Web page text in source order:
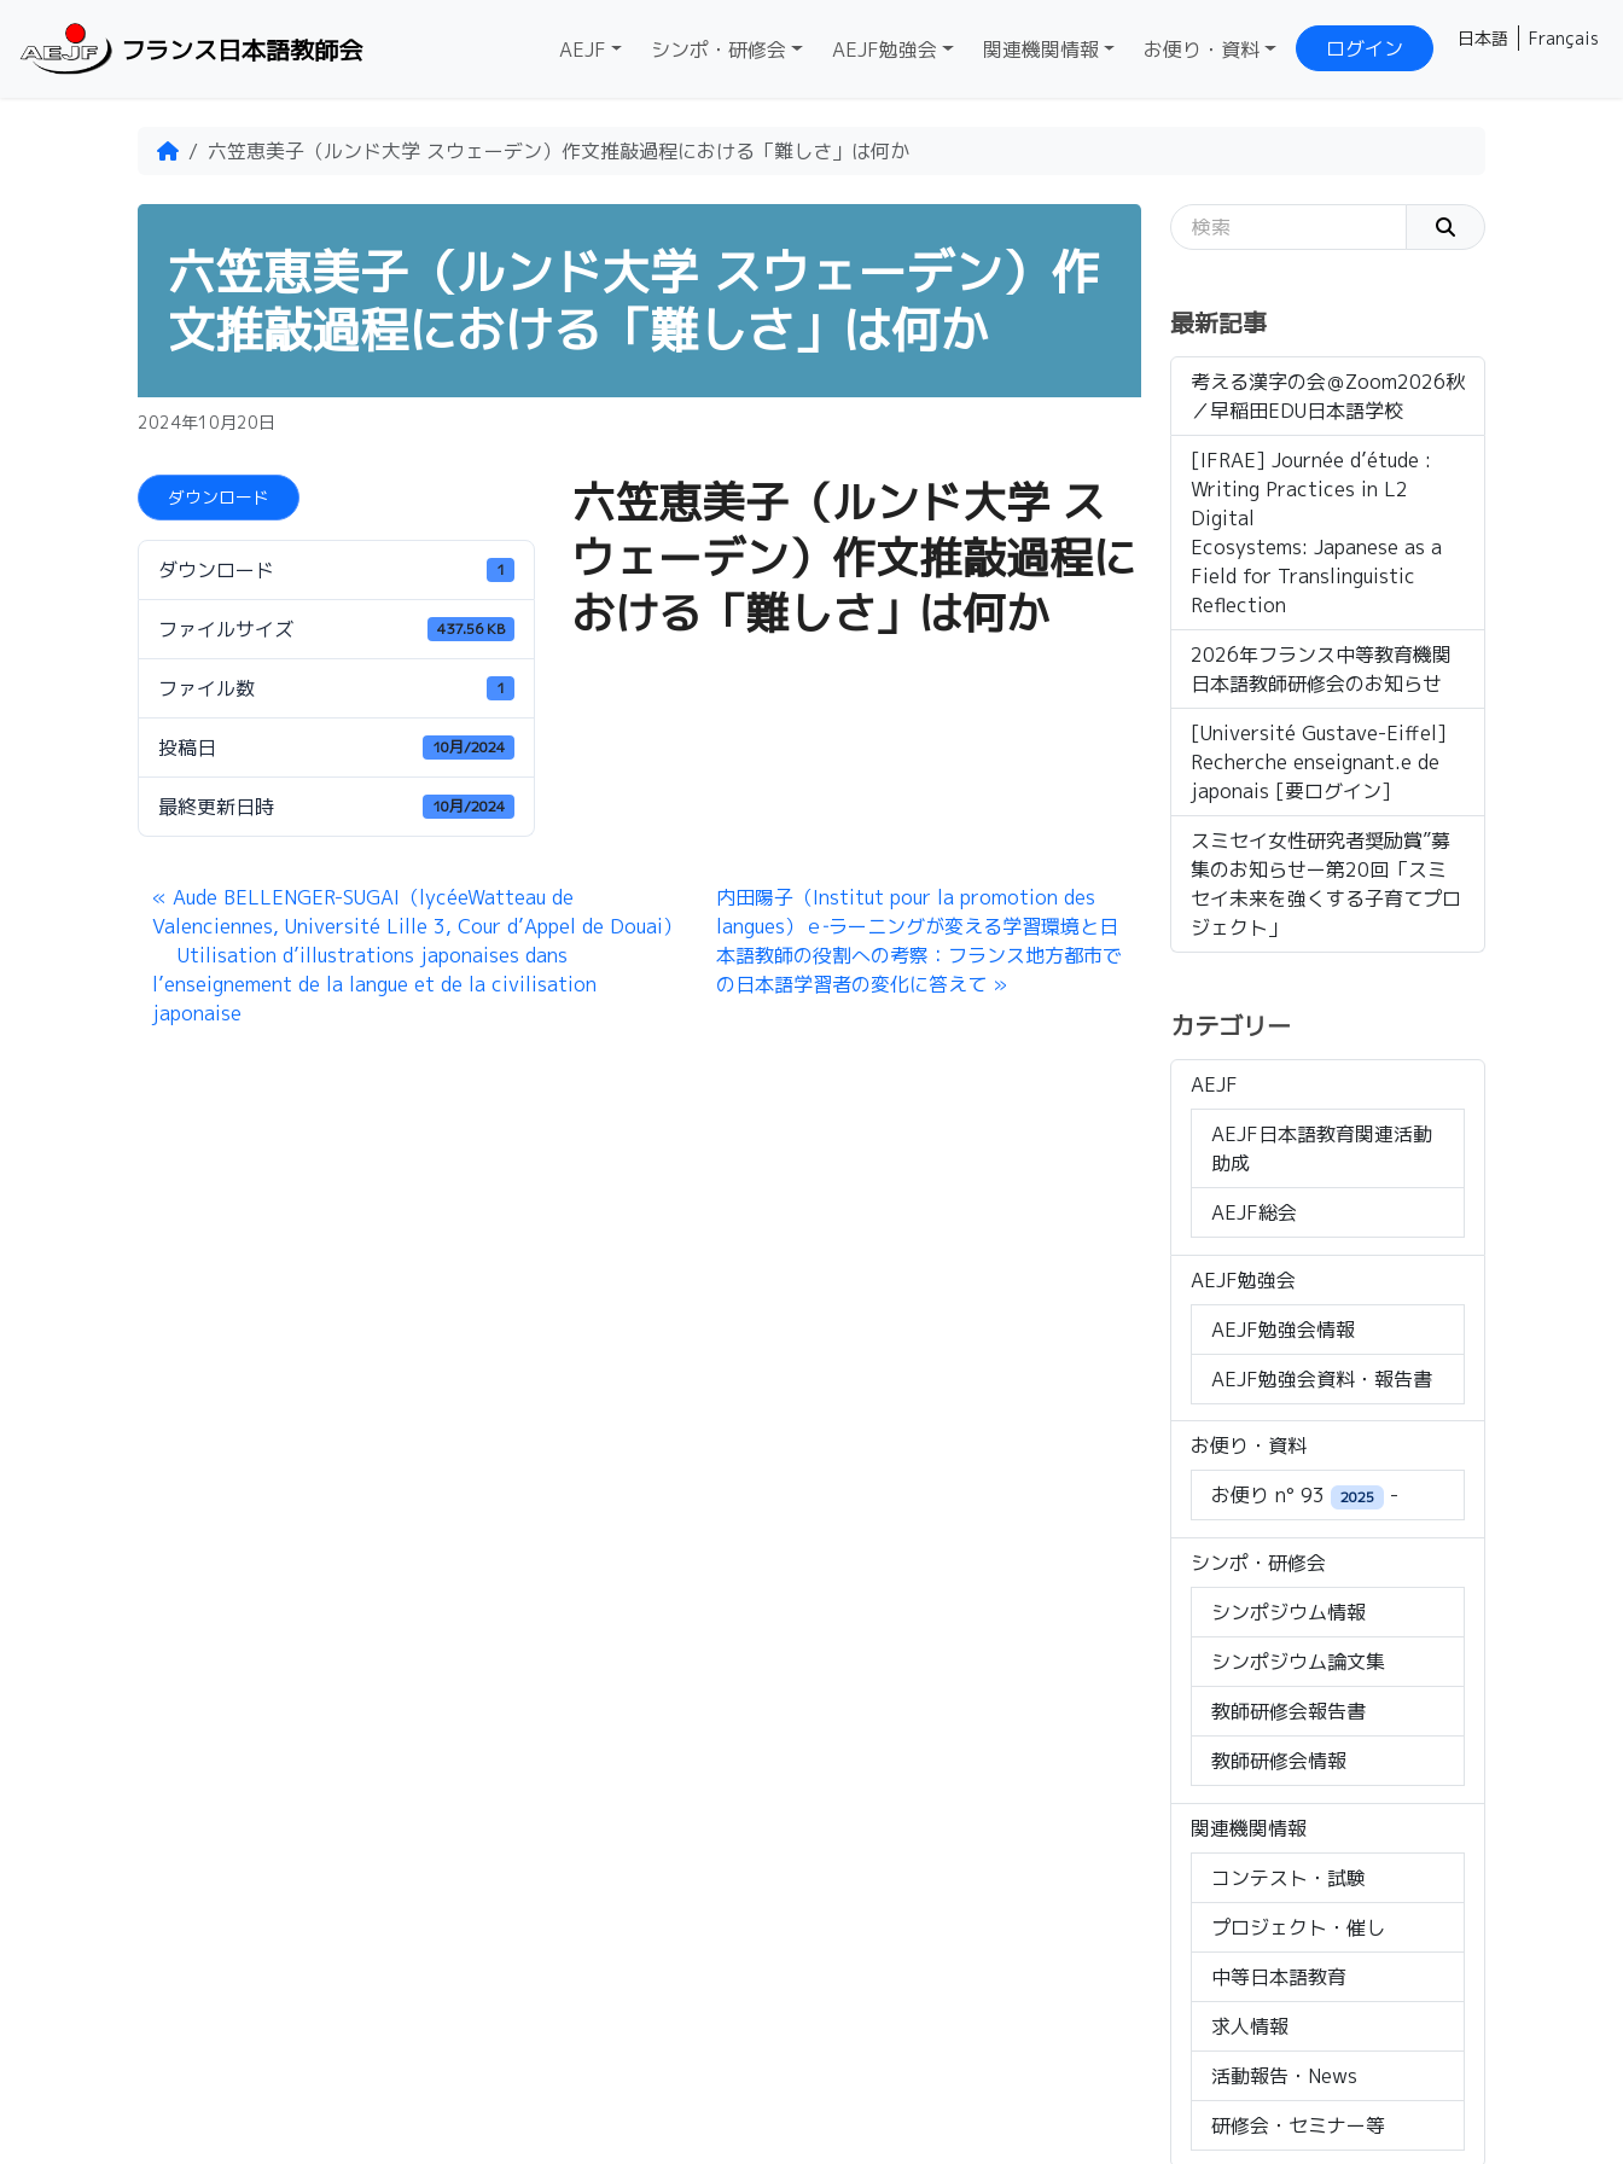
フランス日本語教師会 AEJF シンポ・研修会 AEJF勉強会 関連機関情報 お便り・資料 ログイン Français
日本語
Home六笠恵美子（ルンド大学 スウェーデン）作文推敲過程における「難しさ」は何か
六笠恵美子（ルンド大学 スウェーデン）作
文推敲過程における「難しさ」は何か
2024年10月20日
ダウンロード
ダウンロード 1
ファイルサイズ 437.56 KB
ファイル数 1
投稿日 10月/2024
最終更新日時 10月/2024
六笠恵美子（ルンド大学 ス
ウェーデン）作文推敲過程に
おける「難しさ」は何か
Aude BELLENGER-SUGAI（lycéeWatteau de
Valenciennes, Université Lille 3, Cour d’Appel de Douai）
Utilisation d’illustrations japonaises dans
l’enseignement de la langue et de la civilisation
japonaise
内田陽子（Institut pour la promotion des
langues）ｅ‐ラーニングが変える学習環境と日
本語教師の役割への考察：フランス地方都市で
の日本語学習者の変化に答えて
最新記事
考える漢字の会＠Zoom2026秋
／早稲田EDU日本語学校
[IFRAE] Journée d’étude :
Writing Practices in L2
Digital
Ecosystems: Japanese as a
Field for Translinguistic
Reflection
2026年フランス中等教育機関
日本語教師研修会のお知らせ
[Université Gustave-Eiffel]
Recherche enseignant.e de
japonais [要ログイン]
スミセイ女性研究者奨励賞”募
集のお知らせー第20回「スミ
セイ未来を強くする子育てプロ
ジェクト」
カテゴリー
AEJF
AEJF日本語教育関連活動
助成
AEJF総会
AEJF勉強会
AEJF勉強会情報
AEJF勉強会資料・報告書
お便り・資料
お便り n° 93
2025 -
シンポ・研修会
シンポジウム情報
シンポジウム論文集
教師研修会報告書
教師研修会情報
関連機関情報
コンテスト・試験
プロジェクト・催し
中等日本語教育
求人情報
活動報告・News
研修会・セミナー等